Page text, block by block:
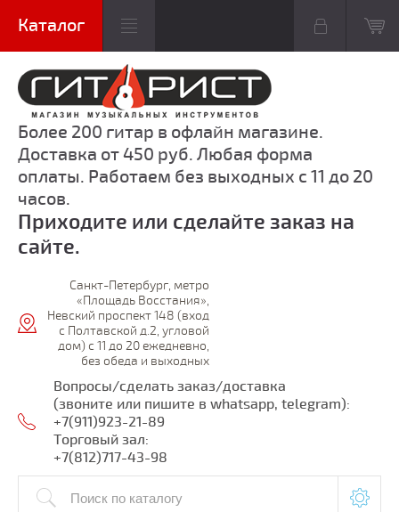
Более 200 гитар в офлайн магазине.
Доставка от 450 руб. Любая форма
оплаты. Работаем без выходных с 11 до 20
часов.
Приходите или сделайте заказ на
сайте.
Санкт-Петербург, метро
«Площадь Восстания»,
Невский проспект 148 (вход
с Полтавской д.2, угловой
дом) с 11 до 20 ежедневно,
без обеда и выходных
Вопросы/сделать заказ/доставка
(звоните или пишите в whatsapp, telegram):
+7(911)923-21-89
Торговый зал:
+7(812)717-43-98